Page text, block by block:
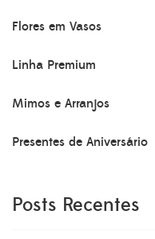
Flores em Vasos
Linha Premium
Mimos e Arranjos
Presentes de Aniversário
Posts Recentes